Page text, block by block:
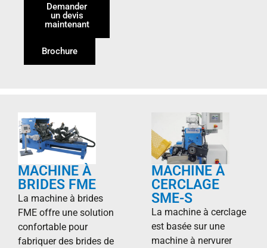
Demander
un devis
maintenant
Brochure
MACHINE À
BRIDES FME
La machine à brides
FME offre une solution
confortable pour
fabriquer des brides de
MACHINE À
CERCLAGE
SME-S
La machine à cerclage
est basée sur une
machine à nervurer